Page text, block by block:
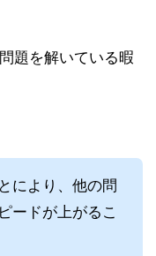
題を解いている暇
により、他の問
ードが上がるこ